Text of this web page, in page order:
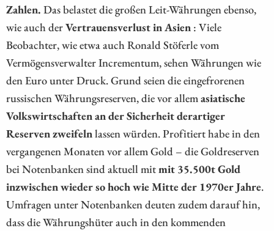
Zahlen. Das belastet die großen Leit-Währungen ebenso,
wie auch derVertrauensverlust in Asien : Viele
Beobachter, wie etwa auch Ronald Stöferle vom
Vermögensverwalter Incrementum, sehen Währungen wie
den Euro unter Druck. Grund seien die eingefrorenen
russischen Währungsreserven, die vor allemasiatische
Volkswirtschaften an der Sicherheit derartiger
Reserven zweifelnlassen würden. Profitiert habe in den
vergangenen Monaten vor allem Gold – die Goldreserven
bei Notenbanken sind aktuell mitmit 35.500t Gold
inzwischen wieder so hoch wie Mitte der 1970er Jahre.
Umfragen unter Notenbanken deuten zudem darauf hin,
dass die Währungshüter auch in den kommenden